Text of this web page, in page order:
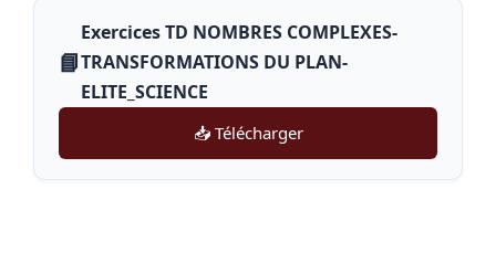
📘
Exercices TD NOMBRES COMPLEXES-
TRANSFORMATIONS DU PLAN-
ELITE_SCIENCE
📥 Télécharger